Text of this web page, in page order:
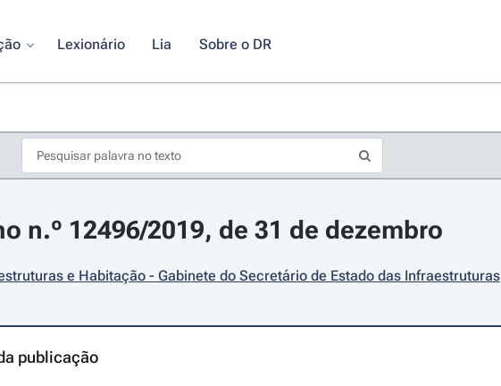
Lexionário Lia Sobre o DR
n.º 12496/2019, de 31 de dezembro
e Habitação - Gabinete do Secretário de Estado das Infraestruturas
publicação